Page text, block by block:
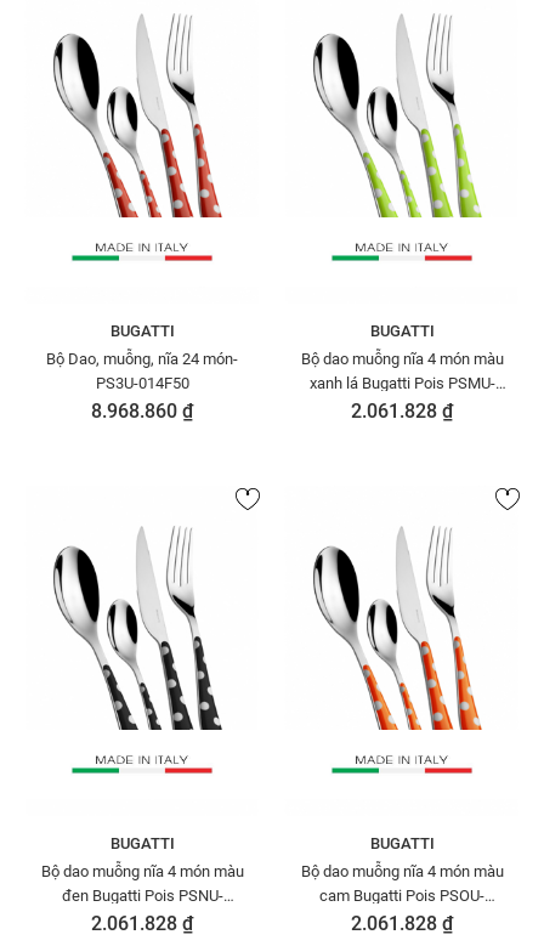
BUGATTI
Bộ Dao, muỗng, nĩa 24 món-
PS3U-014F50
8.968.860 ₫
BUGATTI
Bộ dao muỗng nĩa 4 món màu
xanh lá Bugatti Pois PSMU-
014F00/4
2.061.828 ₫
BUGATTI
Bộ dao muỗng nĩa 4 món màu
đen Bugatti Pois PSNU-
014F00/4
2.061.828 ₫
BUGATTI
Bộ dao muỗng nĩa 4 món màu
cam Bugatti Pois PSOU-
014F00/4
2.061.828 ₫